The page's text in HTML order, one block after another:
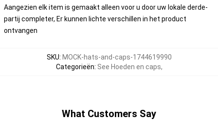
Aangezien elk item is gemaakt alleen voor u door uw lokale derde-
partij completer, Er kunnen lichte verschillen in het product
ontvangen
SKU: MOCK-hats-and-caps-1744619990
Categorieën: See Hoeden en caps,
What Customers Say